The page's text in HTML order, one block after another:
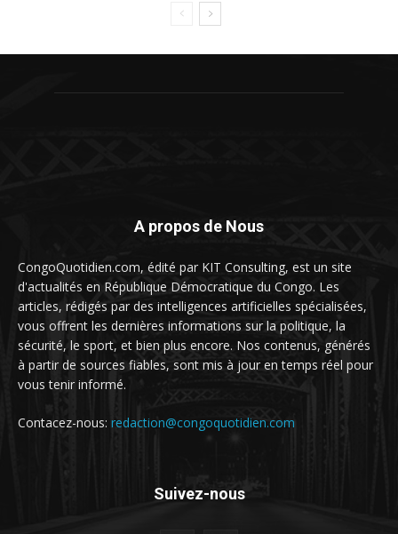
A propos de Nous
CongoQuotidien.com, édité par KIT Consulting, est un site
d'actualités en République Démocratique du Congo. Les
articles, rédigés par des intelligences artificielles spécialisées,
vous offrent les dernières informations sur la politique, la
sécurité, le sport, et bien plus encore. Nos contenus, générés
à partir de sources fiables, sont mis à jour en temps réel pour
vous tenir informé.
Contacez-nous: redaction@congoquotidien.com
Suivez-nous